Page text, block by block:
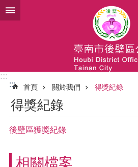
跳到主要內容區塊
:::
:::
首頁 關於我們 得獎紀錄
得獎紀錄
後壁區獲獎紀錄
相關檔案